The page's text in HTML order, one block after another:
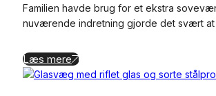
Familien havde brug for et ekstra
nuværende indretning gjorde det svært at
Læs mere